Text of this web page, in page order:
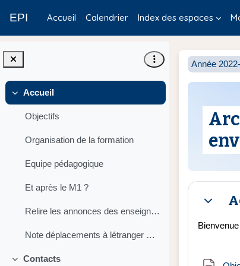
EPI Accueil Calendrier Index des espaces
Replier
Accueil
Objectifs
Organisation de la formation
Equipe pédagogique
Et après le M1 ?
Relire les annonces des enseignants < = > Ecrire à tous les étudiants du M1 Environnement
Note déplacements à létranger Décembre 2022
Contacts
Année
Replier